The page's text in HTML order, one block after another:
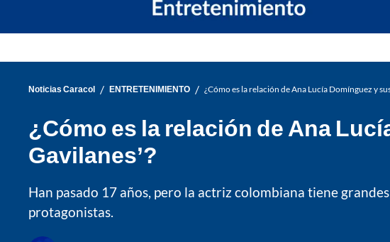
Noticias Caracol / ENTRETENIMIENTO / ¿Cómo es la relación de Ana Lucía Domínguez y
¿Cómo es la relación de Ana
Gavilanes’?
Han pasado 17 años, pero la actriz colombiana tiene
protagonistas.